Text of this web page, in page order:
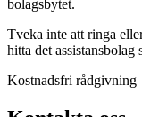
bolagsbytet.
Tveka inte att ringa
hitta det assistansbolag
Kostnadsfri rådgivning